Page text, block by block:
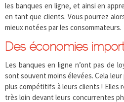
les banques en ligne, et ainsi en
en tant que clients. Vous pourrez
mieux notées par les consommateurs.
Des économies
Les banques en ligne n’ont pas de
sont souvent moins élevées. Cela
plus compétitifs à leurs clients ! Elles
très loin devant leurs concurrentes